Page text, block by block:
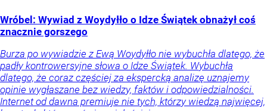
Wróbel: Wywiad z Woydyłło o Idze Świątek obnażył coś
znacznie gorszego
Burza po wywiadzie z Ewą Woydyłło nie wybuchła dlatego, że
padły kontrowersyjne słowa o Idze Świątek. Wybuchła
dlatego, że coraz częściej za ekspercką analizę uznajemy
opinie wygłaszane bez wiedzy, faktów i odpowiedzialności.
Internet od dawna premiuje nie tych, którzy wiedzą najwięcej,